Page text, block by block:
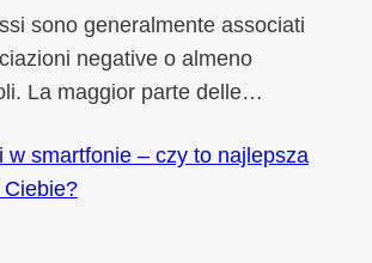
sono generalmente associati
negative o almeno
La maggior parte delle…